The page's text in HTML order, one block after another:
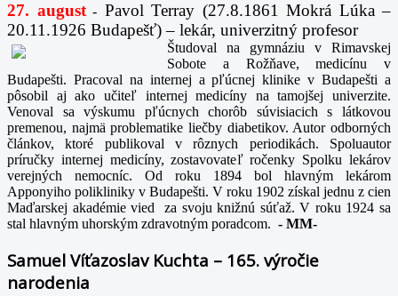
27. august- Pavol Terray (27.8.1861 Mokrá Lúka –
20.11.1926 Budapešť) – lekár, univerzitný profesor
Študoval na gymnáziu v Rimavskej
Sobote a Rožňave, medicínu v
Budapešti. Pracoval na internej a pľúcnej klinike v Budapešti a
pôsobil aj ako učiteľ internej medicíny na tamojšej univerzite.
Venoval sa výskumu pľúcnych chorôb súvisiacich s látkovou
premenou, najmä problematike liečby diabetikov. Autor odborných
článkov, ktoré publikoval v rôznych periodikách. Spoluautor
príručky internej medicíny, zostavovateľ ročenky Spolku lekárov
verejných nemocníc. Od roku 1894 bol hlavným lekárom
Apponyiho polikliniky v Budapešti. V roku 1902 získal jednu z cien
Maďarskej akadémie vied za svoju knižnú súťaž. V roku 1924 sa
stal hlavným uhorským zdravotným poradcom. - MM-
Samuel Víťazoslav Kuchta – 165. výročie
narodenia